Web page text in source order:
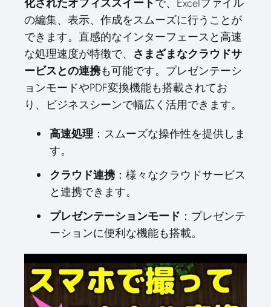
の編集、表示、作成をスムーズに行うことが
できます。直感的なインターフェースと高速
な処理速度が特徴で、 さまざまなクラウドサ
ービスとの連携も可能です。プレゼンテーシ
ョンモードやPDF変換機能も搭載されてお
り、ビジネスシーンで幅広く活用できます。
高速処理：スムーズな操作性を提供しま
す。
クラウド連携：様々なクラウドサービス
と連携できます。
プレゼンテーションモード ：プレゼンテ
ーションに便利な機能も搭載。